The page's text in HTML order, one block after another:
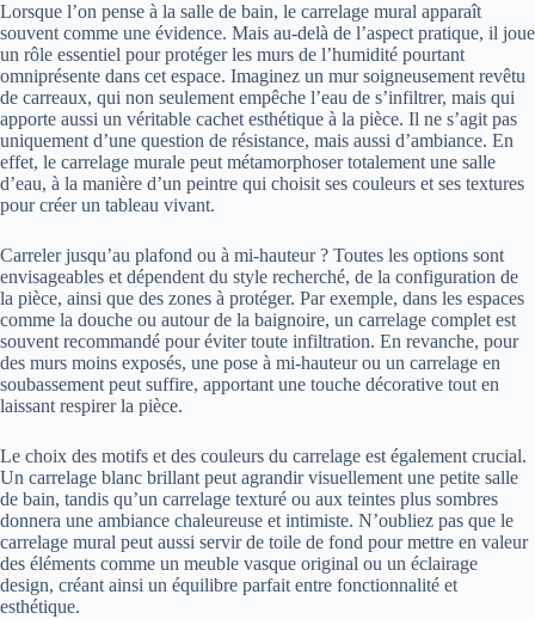
Lorsque l’on pense à la salle de bain, le carrelage mural apparaît
souvent comme une évidence. Mais au-delà de l’aspect pratique, il joue
un rôle essentiel pour protéger les murs de l’humidité pourtant
omniprésente dans cet espace. Imaginez un mur soigneusement revêtu
de carreaux, qui non seulement empêche l’eau de s’infiltrer, mais qui
apporte aussi un véritable cachet esthétique à la pièce. Il ne s’agit pas
uniquement d’une question de résistance, mais aussi d’ambiance. En
effet, le carrelage murale peut métamorphoser totalement une salle
d’eau, à la manière d’un peintre qui choisit ses couleurs et ses textures
pour créer un tableau vivant.
Carreler jusqu’au plafond ou à mi-hauteur ? Toutes les options sont
envisageables et dépendent du style recherché, de la configuration de
la pièce, ainsi que des zones à protéger. Par exemple, dans les espaces
comme la douche ou autour de la baignoire, un carrelage complet est
souvent recommandé pour éviter toute infiltration. En revanche, pour
des murs moins exposés, une pose à mi-hauteur ou un carrelage en
soubassement peut suffire, apportant une touche décorative tout en
laissant respirer la pièce.
Le choix des motifs et des couleurs du carrelage est également crucial.
Un carrelage blanc brillant peut agrandir visuellement une petite salle
de bain, tandis qu’un carrelage texturé ou aux teintes plus sombres
donnera une ambiance chaleureuse et intimiste. N’oubliez pas que le
carrelage mural peut aussi servir de toile de fond pour mettre en valeur
des éléments comme un meuble vasque original ou un éclairage
design, créant ainsi un équilibre parfait entre fonctionnalité et
esthétique.